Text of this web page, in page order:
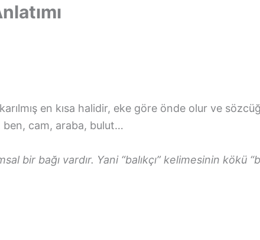
en kısa halidir, eke göre önde olur ve
ben, cam, araba, bulut…
bir bağı vardır. Yani “balıkçı” kelimesinin kökü